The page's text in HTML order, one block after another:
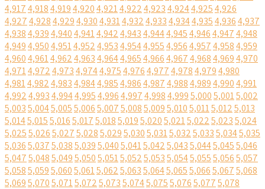
4,9174,9184,9194,9204,9214,9224,9234,9244,9254,926
4,9274,9284,9294,9304,9314,9324,9334,9344,9354,9364,937
4,9384,9394,9404,9414,9424,9434,9444,9454,9464,9474,948
4,9494,9504,9514,9524,9534,9544,9554,9564,9574,9584,959
4,9604,9614,9624,9634,9644,9654,9664,9674,9684,9694,970
4,9714,9724,9734,9744,9754,9764,9774,9784,9794,980
4,9814,9824,9834,9844,9854,9864,9874,9884,9894,9904,991
4,9924,9934,9944,9954,9964,9974,9984,9995,0005,0015,002
5,0035,0045,0055,0065,0075,0085,0095,0105,0115,0125,013
5,0145,0155,0165,0175,0185,0195,0205,0215,0225,0235,024
5,0255,0265,0275,0285,0295,0305,0315,0325,0335,0345,035
5,0365,0375,0385,0395,0405,0415,0425,0435,0445,0455,046
5,0475,0485,0495,0505,0515,0525,0535,0545,0555,0565,057
5,0585,0595,0605,0615,0625,0635,0645,0655,0665,0675,068
5,0695,0705,0715,0725,0735,0745,0755,0765,0775,078